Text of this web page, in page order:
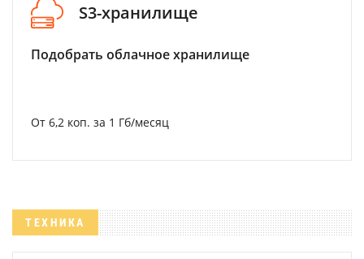
S3-хранилище
Подобрать облачное хранилище
От 6,2 коп. за 1 Гб/месяц
ТЕХНИКА